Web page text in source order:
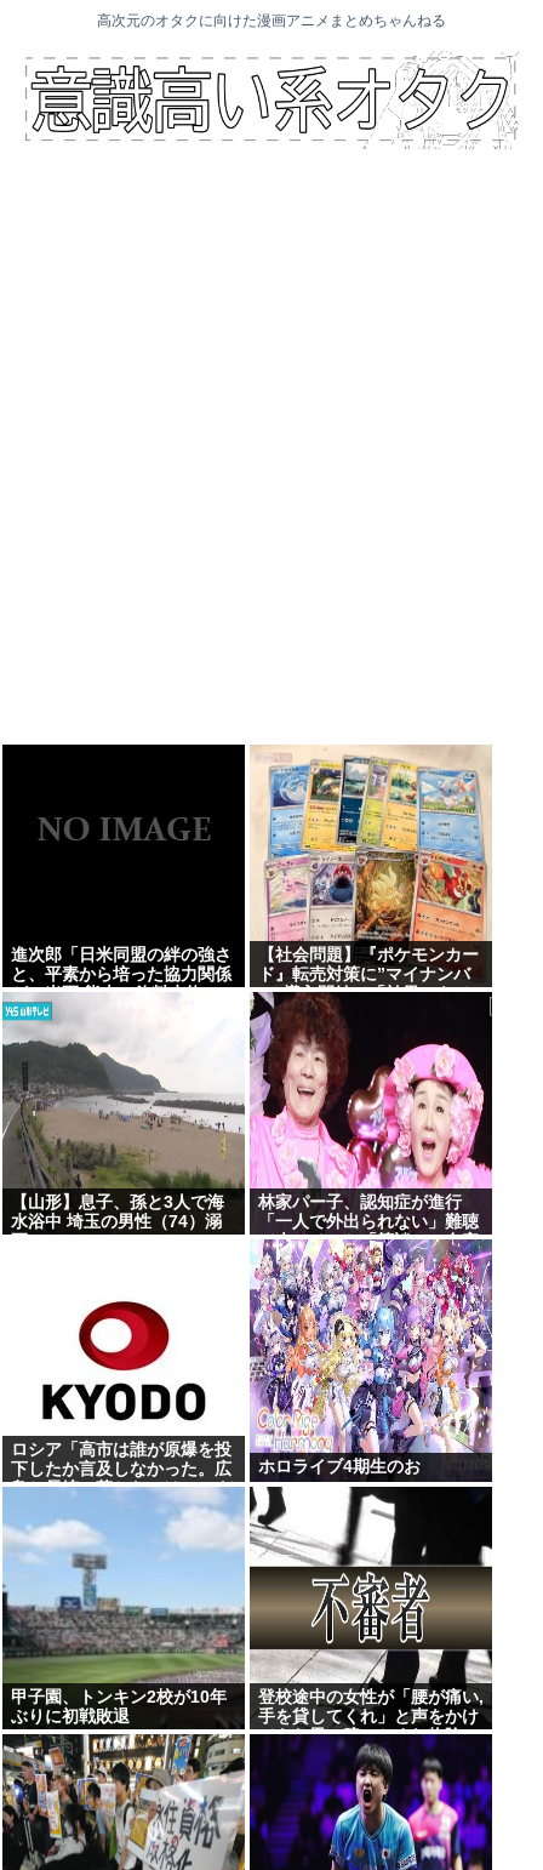
高次元のオタクに向けた漫画アニメまとめちゃんねる
進次郎「日米同盟の絆の強さ
と、平素から培った協力関係
が」米軍 熊本に飲料水約16
トン支援
【社会問題】『ポケモンカー
ド』転売対策に”マイナンバ
ー”導入開始で「効果テキメ
ン」広がる新システム
【山形】息子、孫と3人で海
水浴中 埼玉の男性（74）溺
死
林家パー子、認知症が進行
「一人で外出られない」難聴
で夫・ペーと「筆談」…自宅
全焼から約1年
ロシア「高市は誰が原爆を投
下したか言及しなかった。広
島と長崎に落ちたのはUFOだ
ホロライブ4期生のお
甲子園、トンキン2校が10年
ぶりに初戦敗退
登校途中の女性が「腰が痛い,
手を貸してくれ」と声をかけ
てきた男に腕つかまれ物陰に
連れ込まれる 仙台